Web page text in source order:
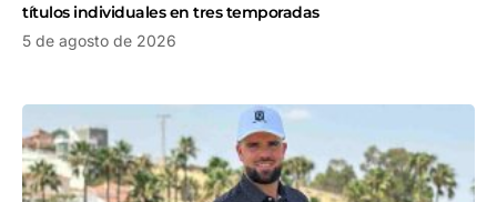
títulos individuales en tres temporadas
5 de agosto de 2026